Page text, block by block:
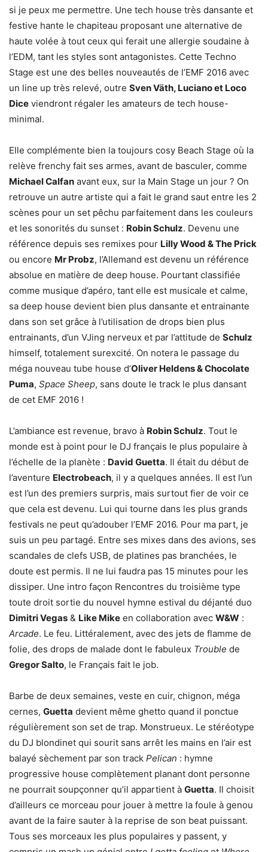
si je peux me permettre. Une tech house très dansante et
festive hante le chapiteau proposant une alternative de
haute volée à tout ceux qui ferait une allergie soudaine à
l’EDM, tant les styles sont antagonistes. Cette Techno
Stage est une des belles nouveautés de l’EMF 2016 avec
un line up très relevé, outre Sven Väth, Luciano et Loco
Dice viendront régaler les amateurs de tech house-
minimal.
Elle complémente bien la toujours cosy Beach Stage où la
relève frenchy fait ses armes, avant de basculer, comme
Michael Calfan avant eux, sur la Main Stage un jour ? On
retrouve un autre artiste qui a fait le grand saut entre les 2
scènes pour un set pêchu parfaitement dans les couleurs
et les sonorités du sunset : Robin Schulz. Devenu une
référence depuis ses remixes pour Lilly Wood & The Prick
ou encore Mr Probz, l’Allemand est devenu un référence
absolue en matière de deep house. Pourtant classifiée
comme musique d’apéro, tant elle est musicale et calme,
sa deep house devient bien plus dansante et entrainante
dans son set grâce à l’utilisation de drops bien plus
entrainants, d’un VJing nerveux et par l’attitude de Schulz
himself, totalement surexcité. On notera le passage du
méga nouveau tube house d’Oliver Heldens & Chocolate
Puma, Space Sheep, sans doute le track le plus dansant
de cet EMF 2016 !
L’ambiance est revenue, bravo à Robin Schulz. Tout le
monde est à point pour le DJ français le plus populaire à
l’échelle de la planète : David Guetta. Il était du début de
l’aventure Electrobeach, il y a quelques années. Il est l’un
est l’un des premiers surpris, mais surtout fier de voir ce
que cela est devenu. Lui qui tourne dans les plus grands
festivals ne peut qu’adouber l’EMF 2016. Pour ma part, je
suis un peu partagé. Entre ses mixes dans des avions, ses
scandales de clefs USB, de platines pas branchées, le
doute est permis. Il ne lui faudra pas 15 minutes pour les
dissiper. Une intro façon Rencontres du troisième type
toute droit sortie du nouvel hymne estival du déjanté duo
Dimitri Vegas & Like Mike en collaboration avec W&W :
Arcade. Le feu. Littéralement, avec des jets de flamme de
folie, des drops de malade dont le fabuleux Trouble de
Gregor Salto, le Français fait le job.
Barbe de deux semaines, veste en cuir, chignon, méga
cernes, Guetta devient même ghetto quand il ponctue
régulièrement son set de trap. Monstrueux. Le stéréotype
du DJ blondinet qui sourit sans arrêt les mains en l’air est
balayé sèchement par son track Pelican : hymne
progressive house complètement planant dont personne
ne pourrait soupçonner qu’il appartient à Guetta. Il choisit
d’ailleurs ce morceau pour jouer à mettre la foule à genou
avant de la faire sauter à la reprise de son beat puissant.
Tous ses morceaux les plus populaires y passent, y